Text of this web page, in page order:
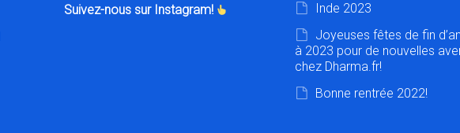
Suivez-nous sur Instagram!
Inde 2023
Joyeuses fêtes de fin
à 2023 pour de nouvelles
chez Dharma.fr!
Bonne rentrée 2022!